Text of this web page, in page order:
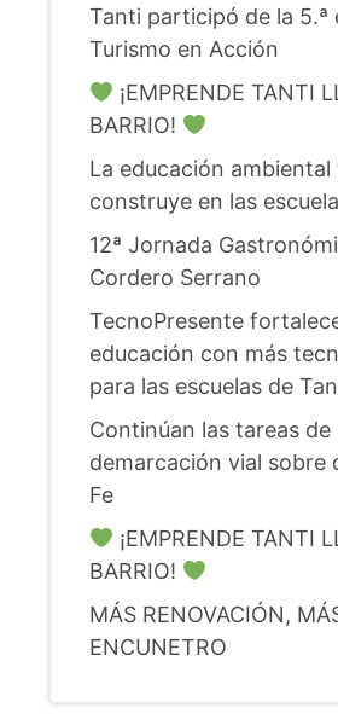
Tanti participó de la 5.ª
Turismo en Acción
¡EMPRENDE TANTI
BARRIO!
La educación ambiental
construye en las
12ª Jornada
Cordero Serrano
TecnoPresente
educación con más
para las escuelas de
Continúan las tareas de
demarcación vial sobre
Fe
¡EMPRENDE TANTI
BARRIO!
MÁS RENOVACIÓN,
ENCUNETRO